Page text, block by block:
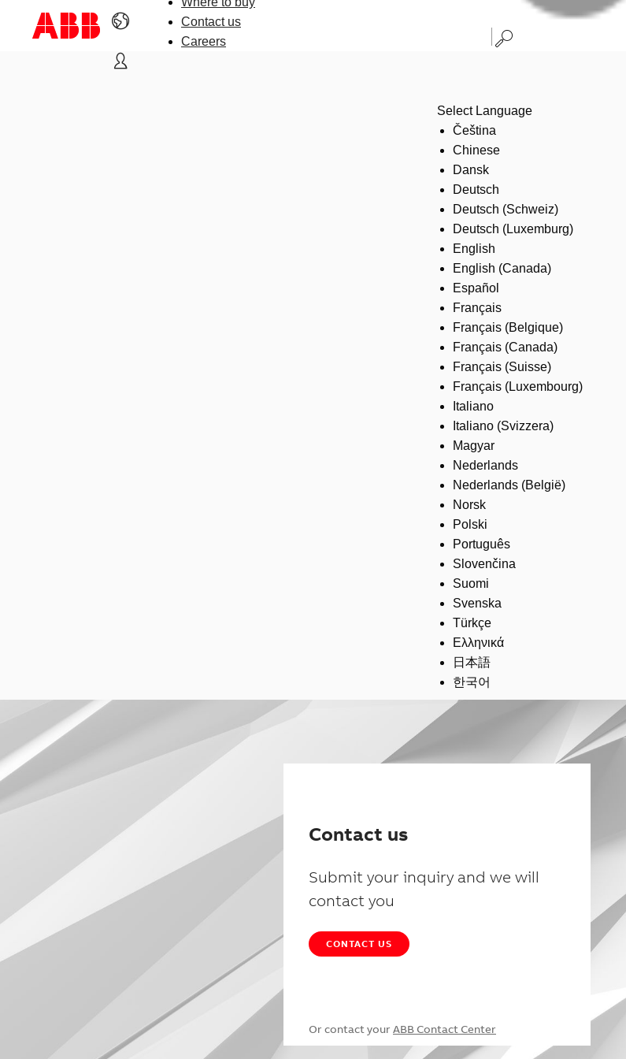
Contact us
Careers
Select Language
Čeština
Chinese
Dansk
Deutsch
Deutsch (Schweiz)
Deutsch (Luxemburg)
English
English (Canada)
Español
Français
Français (Belgique)
Français (Canada)
Français (Suisse)
Français (Luxembourg)
Italiano
Italiano (Svizzera)
Magyar
Nederlands
Nederlands (België)
Norsk
Polski
Português
Slovenčina
Suomi
Svenska
Türkçe
Ελληνικά
日本語
한국어
Contact us
Submit your inquiry and we will
contact you
CONTACT US
Or contact your ABB Contact Center